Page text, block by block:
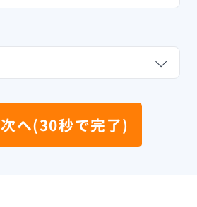
次へ(30秒で完了)